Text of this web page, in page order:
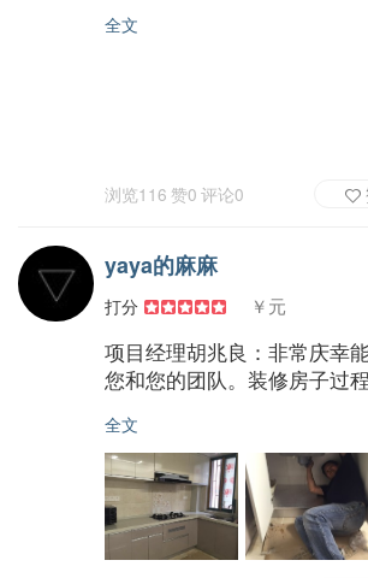
全文
浏览116 赞0 评论0
yaya的麻麻
打分 ￥元
项目经理胡兆良：非常庆幸
您和您的团队。装修房子过
全文